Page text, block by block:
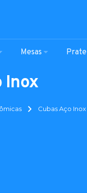
Mesas
Inox
Cubas Aço Inox